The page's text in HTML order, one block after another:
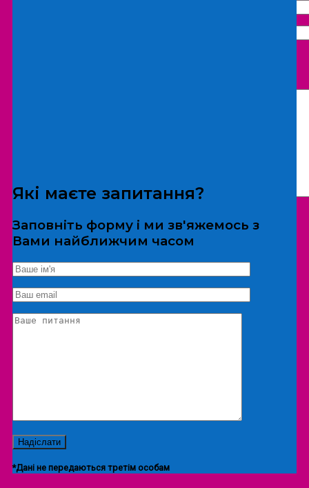
*Дані не передаються третім особам
Екскурсія/локація
Які маєте запитання?
Заповніть форму і ми зв'яжемось з
Вами найближчим часом
*Дані не передаються третім особам